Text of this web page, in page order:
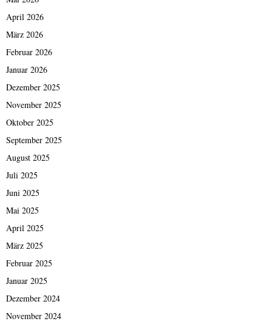
April 2026
März 2026
Februar 2026
Januar 2026
Dezember 2025
November 2025
Oktober 2025
September 2025
August 2025
Juli 2025
Juni 2025
Mai 2025
April 2025
März 2025
Februar 2025
Januar 2025
Dezember 2024
November 2024